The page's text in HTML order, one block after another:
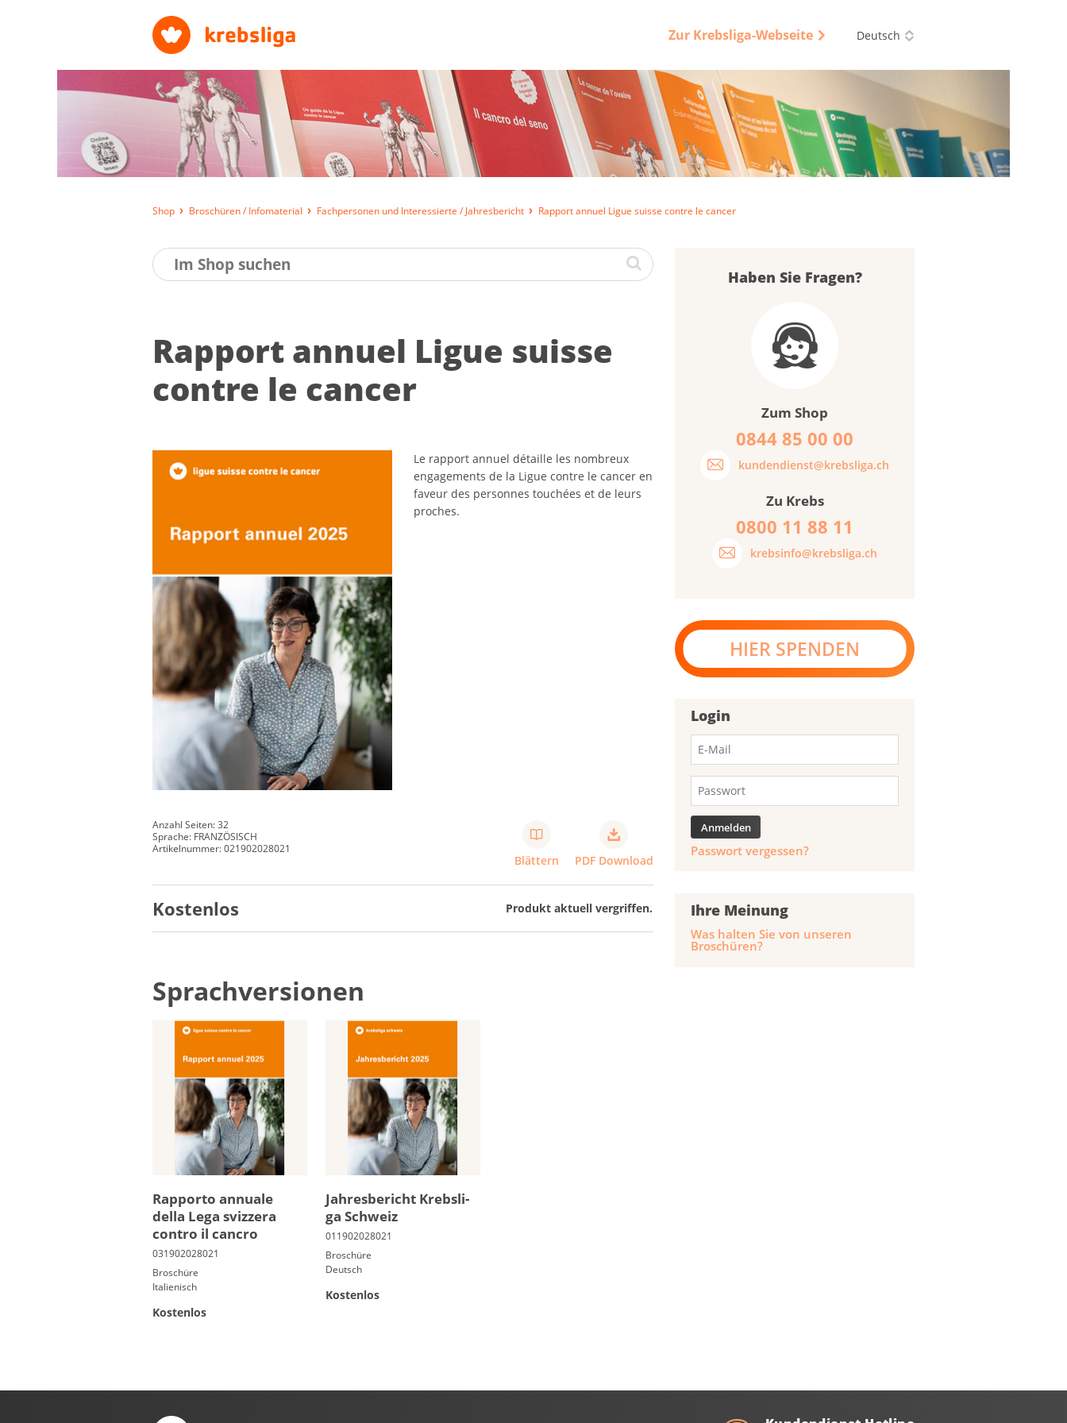
Zur Krebsliga-Webseite Deutsch
Shop Broschüren / Infomaterial Fachpersonen und Interessierte / Jahresbericht Rapport annuel Ligue suisse contre le cancer
Rap­port an­nuel Ligue suisse
contre le can­cer
Le rapport annuel détaille les nombreux
engagements de la Ligue contre le cancer en
faveur des personnes touchées et de leurs
proches.
Anzahl Seiten: 32
Sprache: FRANZÖSISCH
Artikelnummer: 021902028021
Blättern PDF Download
Kostenlos Produkt aktuell vergriffen.
Sprachversionen
Rapporto annuale
della Lega svizzera
contro il cancro
Broschüre
Italienisch
Kostenlos
Jah­res­be­richt Krebs­li­
ga Schweiz
Broschüre
Deutsch
Kostenlos
Haben Sie Fragen?
Zum Shop
0844 85 00 00
kundendienst@krebsliga.ch
Zu Krebs
0800 11 88 11
krebsinfo@krebsliga.ch
HIER SPENDEN
Login
Passwort vergessen?
Ihre Meinung
Was halten Sie von unseren
Broschüren?